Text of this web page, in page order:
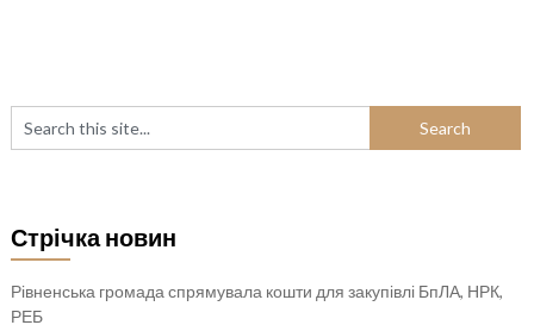
Стрічка новин
Рівненська громада спрямувала кошти для закупівлі БпЛА, НРК,
РЕБ